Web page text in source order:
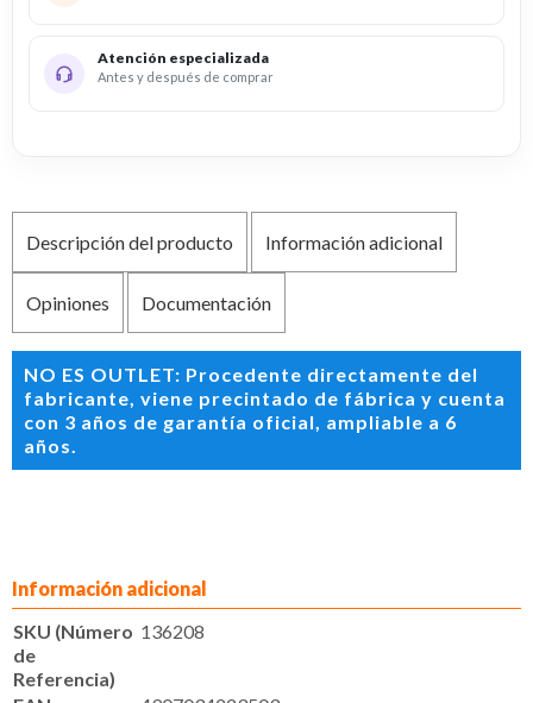
Atención especializada
Antes y después de comprar
Descripción del producto Información adicional
Opiniones Documentación
NO ES OUTLET: Procedente directamente del
fabricante, viene precintado de fábrica y cuenta
con 3 años de garantía oficial, ampliable a 6
años.
Información adicional
SKU (Número
de
Referencia)
136208